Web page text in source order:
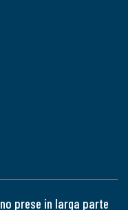
prese in larga parte